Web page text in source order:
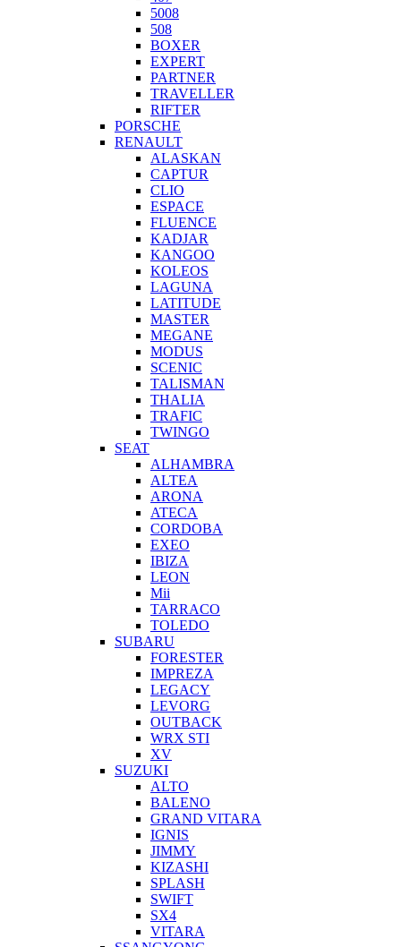
5008
508
BOXER
EXPERT
PARTNER
TRAVELLER
RIFTER
PORSCHE
RENAULT
ALASKAN
CAPTUR
CLIO
ESPACE
FLUENCE
KADJAR
KANGOO
KOLEOS
LAGUNA
LATITUDE
MASTER
MEGANE
MODUS
SCENIC
TALISMAN
THALIA
TRAFIC
TWINGO
SEAT
ALHAMBRA
ALTEA
ARONA
ATECA
CORDOBA
EXEO
IBIZA
LEON
Mii
TARRACO
TOLEDO
SUBARU
FORESTER
IMPREZA
LEGACY
LEVORG
OUTBACK
WRX STI
XV
SUZUKI
ALTO
BALENO
GRAND VITARA
IGNIS
JIMMY
KIZASHI
SPLASH
SWIFT
SX4
VITARA